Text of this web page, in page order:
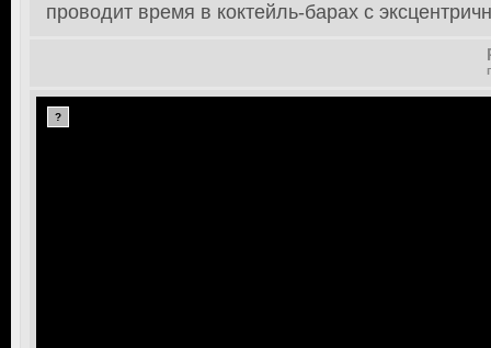
проводит время в коктейль-барах с
?